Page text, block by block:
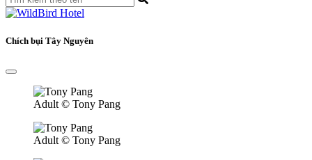
Chích bụi Tây Nguyên
Adult © Tony Pang
Adult © Tony Pang